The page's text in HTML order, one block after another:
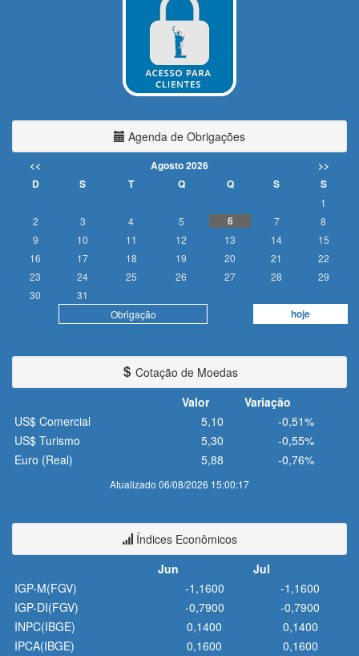
Agenda de Obrigações
<< Agosto 2026
>>
D
S T Q Q S S
Obrigação hoje
1
2
3 4 5 6 7
8
9
10 11 12 13 14
15
16
17 18 19 20 21
22
23
24 25 26 27 28
29
30
31
Cotação de Moedas
Valor
Variação
Atualizado 06/08/2026 15:00:17
US$ Comercial 5,10
-0,51%
US$ Turismo
5,30
-0,55%
Euro (Real)
5,88 -0,76%
Índices Econômicos
Jun
Jul
IGP-M(FGV)
-1,1600
-1,1600
IGP-DI(FGV)
-0,7900
-0,7900
INPC(IBGE)
0,1400
0,1400
IPCA(IBGE)
0,1600
0,1600